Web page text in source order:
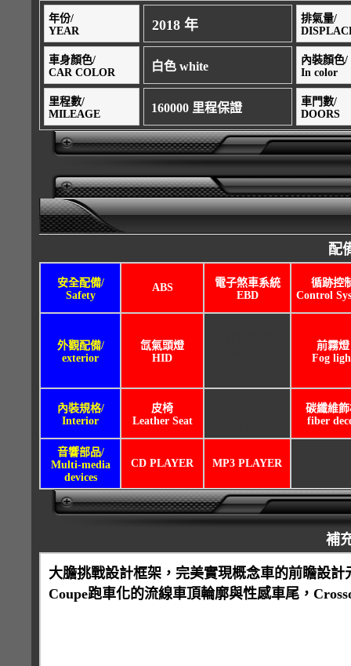
年份/
YEAR
2018 年
排氣量/
車身顏色/
CAR COLOR
白色 white
內裝顏色/
In color
里程數/
MILEAGE
160000 里程保證
車門數/
DOORS
配
安全配備/
Safety
ABS
電子煞車系統
EBD
循跡控
Control
外觀配備/
exterior
氙氣頭燈
HID
前霧燈
Fog
內裝規格/
Interior
皮椅
Leather Seat
碳纖維
fiber
音響部品/
Multi-media
devices
CD PLAYER MP3 PLAYER
補
大膽挑戰設計框架，完美實現概念車的前瞻設
Coupe跑車化的流線車頂輪廓與性感車尾，